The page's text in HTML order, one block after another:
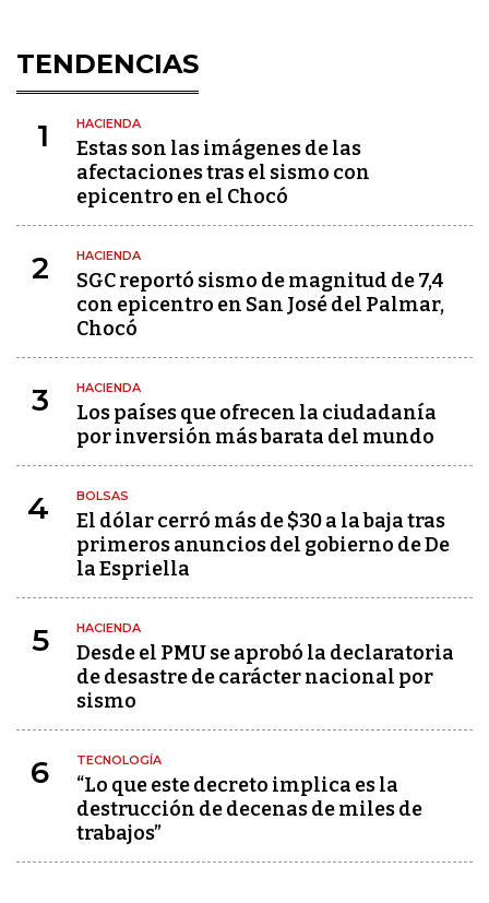
TENDENCIAS
1 HACIENDA
Estas son las imágenes de las
afectaciones tras el sismo con
epicentro en el Chocó
2 HACIENDA
SGC reportó sismo de magnitud de 7,4
con epicentro en San José del Palmar,
Chocó
3 HACIENDA
Los países que ofrecen la ciudadanía
por inversión más barata del mundo
4 BOLSAS
El dólar cerró más de $30 a la baja tras
primeros anuncios del gobierno de De
la Espriella
5 HACIENDA
Desde el PMU se aprobó la declaratoria
de desastre de carácter nacional por
sismo
6 TECNOLOGÍA
“Lo que este decreto implica es la
destrucción de decenas de miles de
trabajos”